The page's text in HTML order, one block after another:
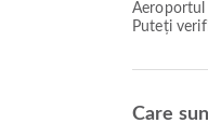
Aeroportul Internațional Kuala Lumpur oferă Autobuz de transfer, Scaun cu rotile, Cameră de pepinieră și multe alte facilități pentru a vă îmbunătăți experiența de călătorie.
Puteți
Care